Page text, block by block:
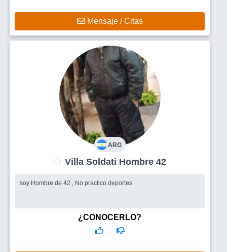
Mensaje / Citas
ARG
Villa Soldati Hombre 42
soy Hombre de 42 , No practico deportes
¿CONOCERLO?